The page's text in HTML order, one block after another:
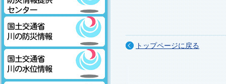
国土交通省防災情報提供センタ
ー
国土交通省川の防災情報
トップページに戻る